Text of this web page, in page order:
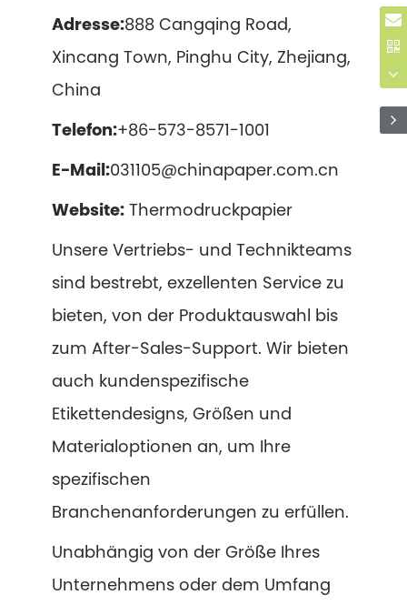
Adresse:888 Cangqing Road,
Xincang Town, Pinghu City, Zhejiang,
China
Telefon:+86-573-8571-1001
E-Mail:031105@chinapaper.com.cn
Website: Thermodruckpapier
Unsere Vertriebs- und Technikteams
sind bestrebt, exzellenten Service zu
bieten, von der Produktauswahl bis
zum After-Sales-Support. Wir bieten
auch kundenspezifische
Etikettendesigns, Größen und
Materialoptionen an, um Ihre
spezifischen
Branchenanforderungen zu erfüllen.
Unabhängig von der Größe Ihres
Unternehmens oder dem Umfang